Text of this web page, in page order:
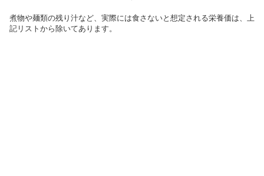
煮物や麺類の残り汁など、実際には食さないと想定される栄養価は、上
記リストから除いてあります。